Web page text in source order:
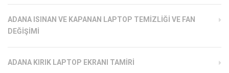
ADANA ISINAN VE KAPANAN LAPTOP TEMIZLIĞI VE FAN
DEĞIŞIMI
ADANA KIRIK LAPTOP EKRANI TAMIRI